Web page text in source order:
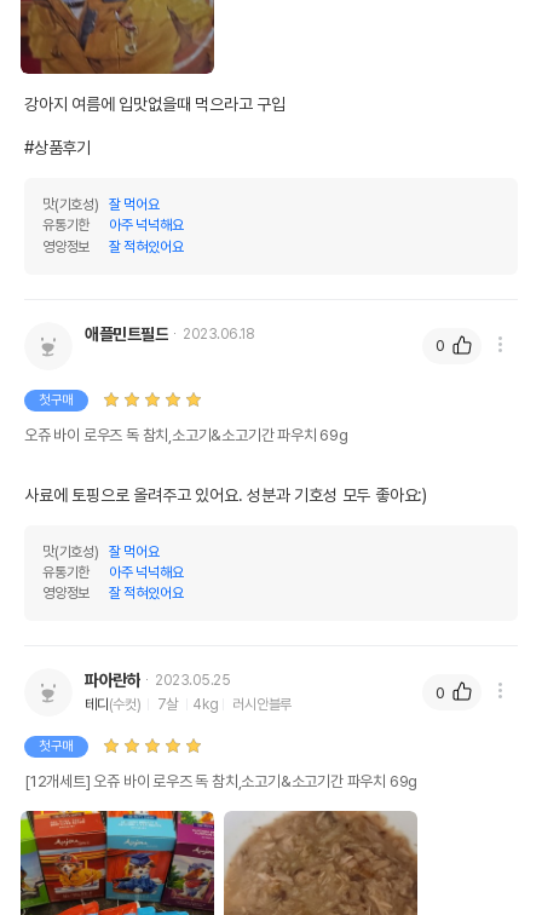
강아지 여름에 입맛없을때 먹으라고 구입
#상품후기
맛(기호성)
잘 먹어요
유통기한
아주 넉넉해요
영양정보
잘 적혀있어요
애플민트필드 2023.06.18
첫구매
오쥬 바이 로우즈 독 참치,소고기&소고기간 파우치 69g
사료에 토핑으로 올려주고 있어요. 성분과 기호성 모두 좋아요:)
맛(기호성)
잘 먹어요
유통기한
아주 넉넉해요
영양정보
잘 적혀있어요
0
파아란하
2023.05.25
테디 (수컷) 7살 4kg 러시안블루
첫구매
[12개세트] 오쥬 바이 로우즈 독 참치,소고기&소고기간 파우치 69g
0